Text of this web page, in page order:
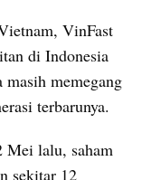
VinFast
di Indonesia
memegang
terbarunya.
Mei lalu, saham
sekitar 12